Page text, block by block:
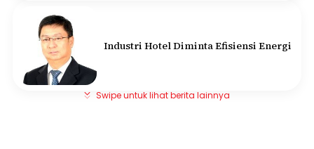
Industri Hotel Diminta Efisiensi Energi
Swipe untuk lihat berita lainnya